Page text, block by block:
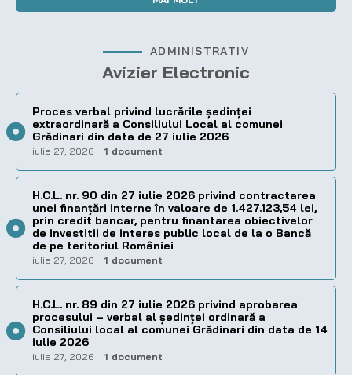
ADMINISTRATIV
Avizier Electronic
Proces verbal privind lucrările ședinței
extraordinară a Consiliului Local al comunei
Grădinari din data de 27 iulie 2026
iulie 27, 2026 1 document
H.C.L. nr. 90 din 27 iulie 2026 privind contractarea
unei finanțări interne în valoare de 1.427.123,54 lei,
prin credit bancar, pentru finantarea obiectivelor
de investitii de interes public local de la o Bancă
de pe teritoriul României
iulie 27, 2026 1 document
H.C.L. nr. 89 din 27 iulie 2026 privind aprobarea
procesului – verbal al şedinţei ordinară a
Consiliului local al comunei Grădinari din data de 14
iulie 2026
iulie 27, 2026 1 document